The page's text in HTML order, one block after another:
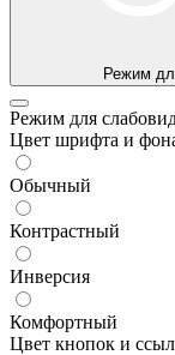
Режим
Режим для
Цвет шрифта и
Обычный
Контрастный
Инверсия
Комфортный
Цвет кнопок и